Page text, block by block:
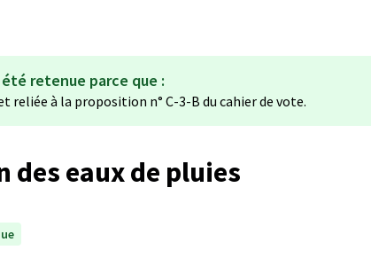
retenue parce que :
reliée à la proposition n° C-3-B du cahier de vote.
des eaux de pluies